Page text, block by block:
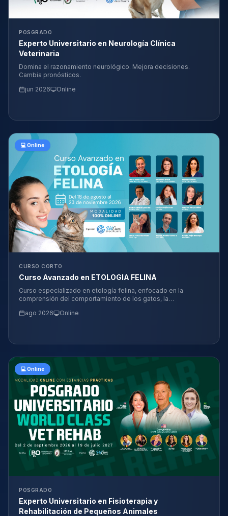
POSGRADO
Experto Universitario en Neurología Clínica
Veterinaria
Domina el razonamiento neurológico. Mejora decisiones.
Cambia pronósticos.
jun 2026
Online
💻 Online
CURSO CORTO
Curso Avanzado en ETOLOGIA FELINA
Curso especializado en etología felina, enfocado en la
comprensión del comportamiento de los gatos, la
estrategias para mejorar su bienestar y convivencia. 🐱📚
ago 2026 Online
💻 Online
POSGRADO
Experto Universitario en Fisioterapia y
Rehabilitación de Pequeños Animales